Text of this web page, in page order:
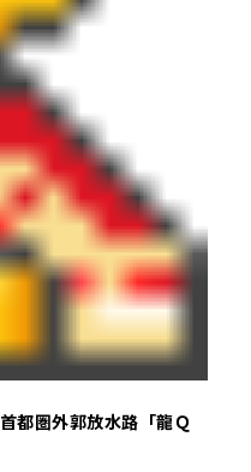
首都圏外郭放水路「龍Ｑ